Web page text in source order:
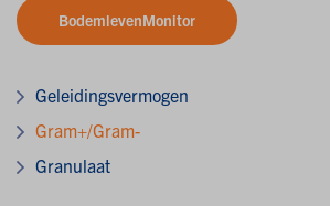
BodemlevenMonitor
Geleidingsvermogen
Gram+/Gram-
Granulaat